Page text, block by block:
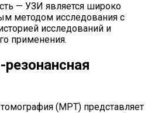
— УЗИ является широко
методом исследования с
исследований и
применения.
(МРТ) представляет